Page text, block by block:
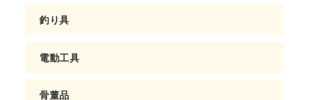
釣り具
電動工具
骨董品